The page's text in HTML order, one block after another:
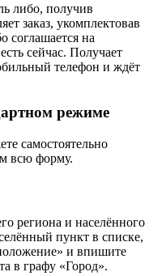
либо, получив
заказ, укомплектовав
соглашается на
сейчас. Получает
телефон и ждёт
режиме
самостоятельно
всю форму.
региона и населённого
пункт в списке,
и впишите
в графу «Город».